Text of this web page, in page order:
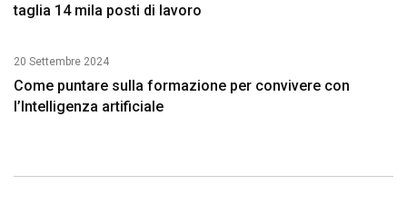
taglia 14 mila posti di lavoro
20 Settembre 2024
Come puntare sulla formazione per convivere con
l’Intelligenza artificiale